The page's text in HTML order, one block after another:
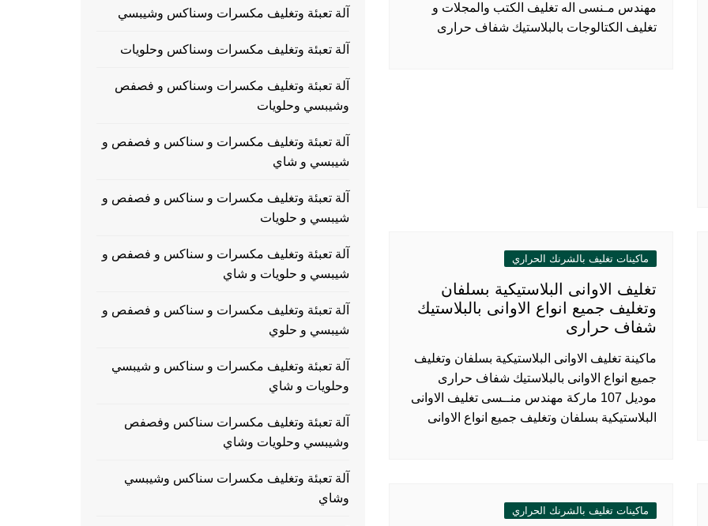
مهندس مـنسى اله تغليف الكتب والمجلات و
تغليف الكتالوجات بالبلاستيك شفاف حرارى
ماكينات تغليف بالشرنك الحراري
تغليف الاوانى البلاستيكية بسلفان
وتغليف جميع انواع الاوانى بالبلاستيك
شفاف حرارى
ماكينة تغليف الاوانى البلاستيكية بسلفان وتغليف
جميع انواع الاوانى بالبلاستيك شفاف حرارى
موديل 107 ماركة مهندس منــسى تغليف الاوانى
البلاستيكية بسلفان وتغليف جميع انواع الاوانى
ماكينات تغليف بالشرنك الحراري
آلة تعبئة وتغليف مكسرات وسناكس وشيبسي
آلة تعبئة وتغليف مكسرات وسناكس وحلويات
آلة تعبئة وتغليف مكسرات وسناكس و فصفص
وشيبسي وحلويات
آلة تعبئة وتغليف مكسرات و سناكس و فصفص و
شيبسي و شاي
آلة تعبئة وتغليف مكسرات و سناكس و فصفص و
شيبسي و حلويات
آلة تعبئة وتغليف مكسرات و سناكس و فصفص و
شيبسي و حلويات و شاي
آلة تعبئة وتغليف مكسرات و سناكس و فصفص و
شيبسي و حلوي
آلة تعبئة وتغليف مكسرات و سناكس و شيبسي
وحلويات و شاي
آلة تعبئة وتغليف مكسرات سناكس وفصفص
وشيبسي وحلويات وشاي
آلة تعبئة وتغليف مكسرات سناكس وشيبسي
وشاي